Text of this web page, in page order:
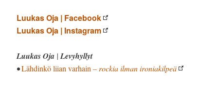
Luukas Oja | Facebook
Luukas Oja | Instagram
Luukas Oja |Levyhyllyt
•Lähdinkö liian varhain– rockia ilman ironiakilpeä